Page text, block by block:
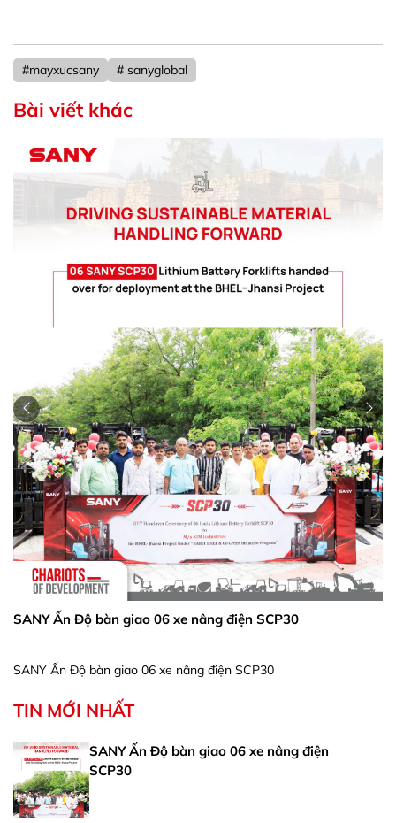
#mayxucsany # sanyglobal
Bài viết khác
SANY Ấn Độ bàn giao 06 xe nâng điện SCP30
SANY Ấn Độ bàn giao 06 xe nâng điện SCP30
TIN MỚI NHẤT
SANY Ấn Độ bàn giao 06 xe nâng điện
SCP30